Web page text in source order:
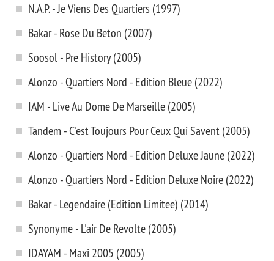
N.A.P. - Je Viens Des Quartiers (1997)
Bakar - Rose Du Beton (2007)
Soosol - Pre History (2005)
Alonzo - Quartiers Nord - Edition Bleue (2022)
IAM - Live Au Dome De Marseille (2005)
Tandem - C'est Toujours Pour Ceux Qui Savent (2005)
Alonzo - Quartiers Nord - Edition Deluxe Jaune (2022)
Alonzo - Quartiers Nord - Edition Deluxe Noire (2022)
Bakar - Legendaire (Edition Limitee) (2014)
Synonyme - L'air De Revolte (2005)
IDAYAM - Maxi 2005 (2005)